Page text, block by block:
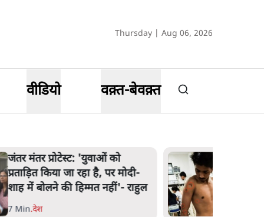
Thursday | Aug 06, 2026
वीडियो वक़्त-बेवक़्त
जंतर मंतर प्रोटेस्ट: 'युवाओं को
प्रताड़ित किया जा रहा है, पर मोदी-
शाह में बोलने की हिम्मत नहीं'- राहुल
7 Min.देश